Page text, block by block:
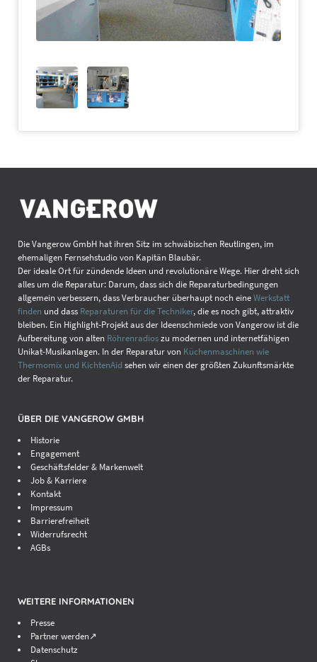
Die Vangerow GmbH hat ihren Sitz im schwäbischen Reutlingen, im
ehemaligen Fernsehstudio von Kapitän Blaubär.
Der ideale Ort für zündende Ideen und revolutionäre Wege. Hier dreht sich
alles um die Reparatur: Darum, dass sich die Reparaturbedingungen
allgemein verbessern, dass Verbraucher überhaupt noch eineWerkstatt
finden und dass Reparaturen für die Techniker, die es noch gibt, attraktiv
bleiben. Ein Highlight-Projekt aus der Ideenschmiede von Vangerow ist die
Aufbereitung von alten Röhrenradioszu modernen und internetfähigen
Unikat-Musikanlagen. In der Reparatur von Küchenmaschinen wie
Thermomix und KichtenAid sehen wir einen der größten Zukunftsmärkte
der Reparatur.
ÜBER DIE VANGEROW GMBH
Historie
Engagement
Geschäftsfelder & Markenwelt
Job & Karriere
Kontakt
Impressum
Barrierefreiheit
Widerrufsrecht
AGBs
WEITERE INFORMATIONEN
Presse
Partner werden↗
Datenschutz